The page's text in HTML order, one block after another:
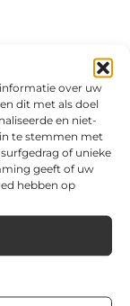
over uw
dit met als doel
en niet-
te stemmen met
of unieke
geeft of uw
hebben op